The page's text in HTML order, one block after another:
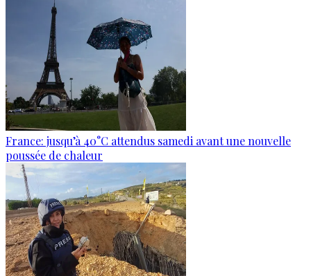
France: jusqu’à 40°C attendus samedi avant une nouvelle
poussée de chaleur